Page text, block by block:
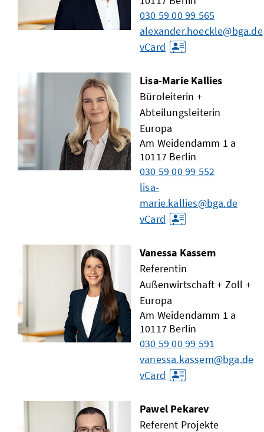
030 59 00 99 565
alexander.hoeckle@bga.de
vCard
Lisa-Marie Kallies
Büroleiterin +
Abteilungsleiterin
Europa
Am Weidendamm 1 a
10117 Berlin
030 59 00 99 552
lisa-
marie.kallies@bga.de
vCard
Vanessa Kassem
Referentin
Außenwirtschaft + Zoll +
Europa
Am Weidendamm 1 a
10117 Berlin
030 59 00 99 591
vanessa.kassem@bga.de
vCard
Pawel Pekarev
Referent Projekte